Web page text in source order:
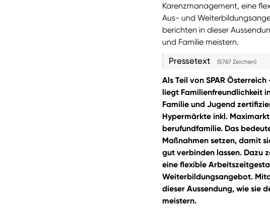
Karenzmanagement, eine
Aus- und
berichten in dieser
und Familie meistern.
Pressetext (5767 Zeichen)
Als Teil von SPAR
liegt Familienfreundlichkeit
Familie und Jugend
Hypermärkte inkl.
berufundfamilie. Das
Maßnahmen setzen, damit
gut verbinden lassen. Dazu
eine flexible
Weiterbildungsangebot.
dieser Aussendung, wie sie
meistern.